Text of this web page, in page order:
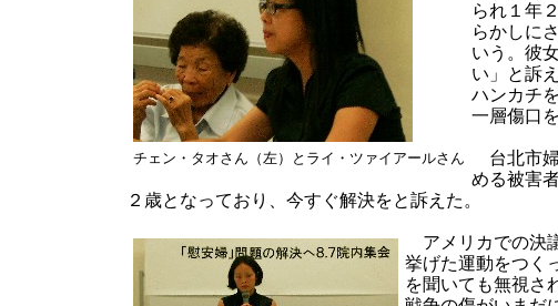
チェン・タオさん（左）とライ・ツァイアールさん
られ１年
らかしに
いう。彼
い」と訴
ハンカチ
一層傷口
台北市婦
める被害
２歳となっており、今すぐ解決をと訴えた。
アメリカでの決
挙げた運動をつく
を聞いても無視さ